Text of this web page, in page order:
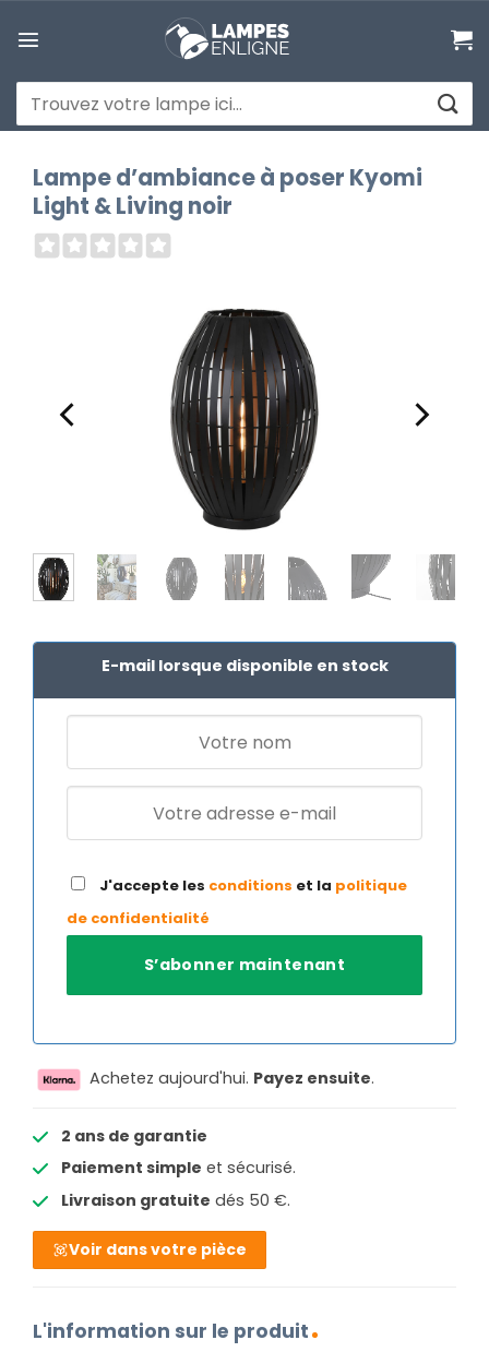
au
Recherche
pour :
Lampe d’ambiance à poser Kyomi
Light & Living noir
E-mail lorsque disponible en stock
J'accepte les conditions et la politique
de confidentialité
Achetez aujourd'hui. Payez ensuite.
2 ans de garantie
Paiement simple et sécurisé.
Livraison gratuite dés 50 €.
Voir dans votre pièce
L'information sur le produit